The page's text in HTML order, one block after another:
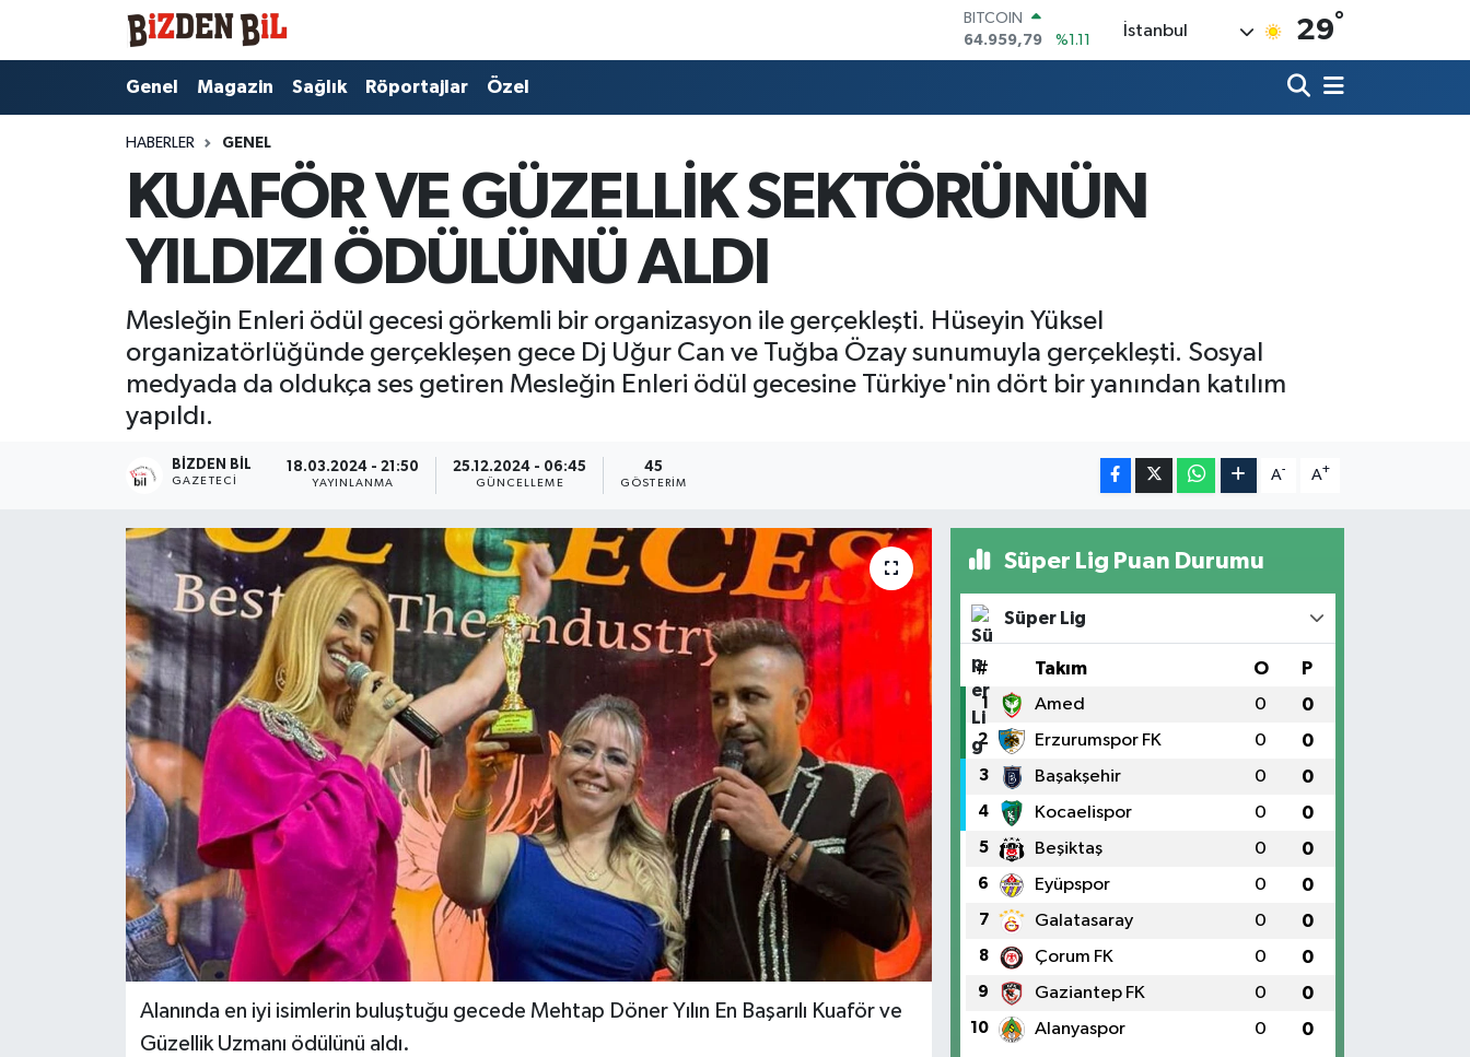
DOLAR
47,7436
%0.18
EURO
6660.55
%0.03
BİST100
13.779
%-14
İstanbul 29°
Genel Magazin Sağlık Röportajlar Özel
HABERLER GENEL
KUAFÖR VE GÜZELLİK SEKTÖRÜNÜN
YILDIZI ÖDÜLÜNÜ ALDI
Mesleğin Enleri ödül gecesi görkemli bir organizasyon ile gerçekleşti. Hüseyin Yüksel
organizatörlüğünde gerçekleşen gece Dj Uğur Can ve Tuğba Özay sunumuyla gerçekleşti. Sosyal
medyada da oldukça ses getiren Mesleğin Enleri ödül gecesine Türkiye'nin dört bir yanından katılım
yapıldı.
BIZDEN BIL
GAZETECI
18.03.2024 - 21:50
YAYINLANMA
25.12.2024 - 06:45
GÜNCELLEME
45
GÖSTERIM
A- A+
Alanında en iyi isimlerin buluştuğu gecede Mehtap Döner Yılın En Başarılı Kuaför ve
Güzellik Uzmanı ödülünü aldı.
Süper Lig Puan Durumu
Süper Lig
# Takım O P
1 Amed 0 0
2 Erzurumspor FK 0 0
3 Başakşehir 0 0
4 Kocaelispor 0 0
5 Beşiktaş 0 0
6 Eyüpspor 0 0
7 Galatasaray 0 0
8 Çorum FK 0 0
9 Gaziantep FK 0 0
10 Alanyaspor 0 0
Hava Durumu
Trafik Durumu
Süper Lig Puan Durumu ve Fikstür
Tüm Manşetler
Haber Arşivi